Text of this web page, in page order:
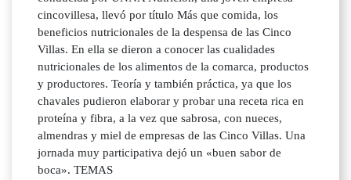
cincovillesa, llevó por título Más que comida, los
beneficios nutricionales de la despensa de las Cinco
Villas. En ella se dieron a conocer las cualidades
nutricionales de los alimentos de la comarca, productos
y productores. Teoría y también práctica, ya que los
chavales pudieron elaborar y probar una receta rica en
proteína y fibra, a la vez que sabrosa, con nueces,
almendras y miel de empresas de las Cinco Villas. Una
jornada muy participativa dejó un «buen sabor de
boca». TEMAS